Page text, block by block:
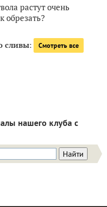
растут очень
обрезать?
сливы: Смотреть все
нашего клуба с